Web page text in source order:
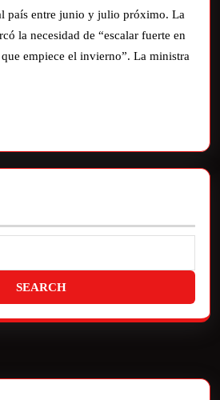
país entre junio y julio próximo. La
la necesidad de “escalar fuerte en
empiece el invierno”. La ministra